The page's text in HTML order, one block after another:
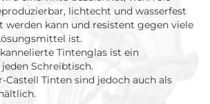
lichtecht und wasserfest
werden kann und resistent gegen viele
ist.
Tintenglas ist ein
Schreibtisch.
Castell Tinten sind jedoch auch als